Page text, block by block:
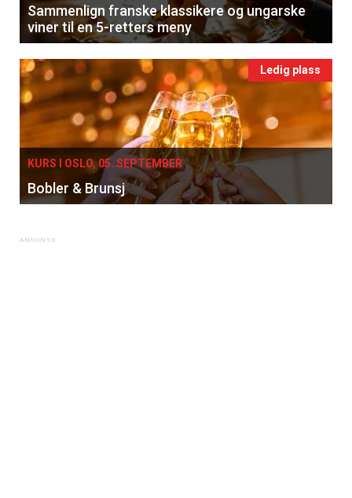
Sammenlign franske klassikere og ungarske
viner til en 5-retters meny
Ledig plass
KURS I OSLO, 05. SEPTEMBER
Bobler & Brunsj